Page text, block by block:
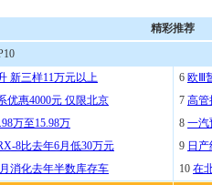
精彩推荐
新三样11万元以上
优惠4000元 仅限北京
万至15.98万
8比去年6月低30万元
消化去年半数库存车
6 欧Ⅲ
7 高管
8 一汽
9 日
10 在